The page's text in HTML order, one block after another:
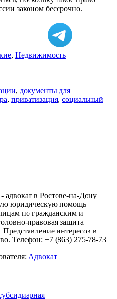
законом бессрочно.
, Недвижимость
, документы для
, приватизация, социальный
адвокат в Ростове-на-Дону
юридическую помощь
по гражданским и
правовая защита
интересов в
Телефон: +7 (863) 275-78-73
Адвокат